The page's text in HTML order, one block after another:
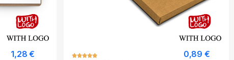
1,28€ 0,89 €